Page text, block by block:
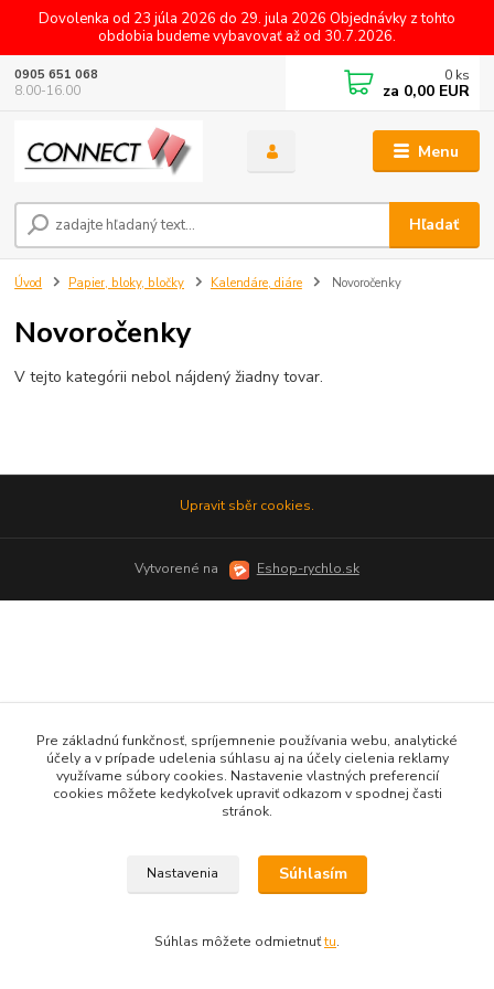
Dovolenka od 23 júla 2026 do 29. jula 2026 Objednávky z tohto
obdobia budeme vybavovať až od 30.7.2026.
Menu
Hľadať
0905 651 068
8.00-16.00
0 ks
za 0,00 EUR
Úvod Papier, bloky, bločky Kalendáre, diáre Novoročenky
Novoročenky
V tejto kategórii nebol nájdený žiadny tovar.
Upravit sběr cookies.
Vytvorené na Eshop-rychlo.sk
Pre základnú funkčnosť, spríjemnenie používania webu, analytické
účely a v prípade udelenia súhlasu aj na účely cielenia reklamy
využívame súbory cookies. Nastavenie vlastných preferencií
cookies môžete kedykoľvek upraviť odkazom v spodnej časti
stránok.
Nastavenia Súhlasím
Súhlas môžete odmietnuťtu.